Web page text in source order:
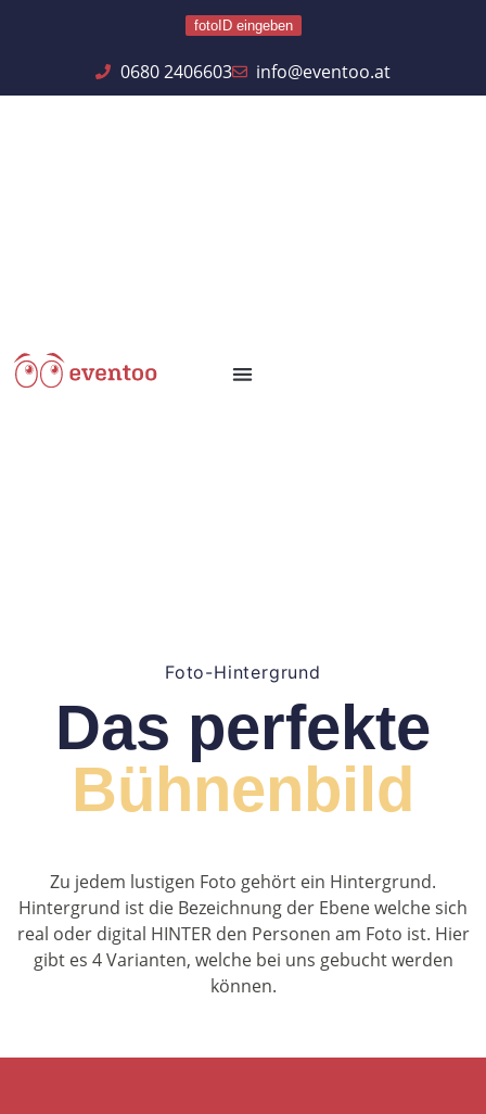
fotoID eingeben
0680 2406603 info@eventoo.at
Foto-Hintergrund
Das perfekte
Bühnenbild
Zu jedem lustigen Foto gehört ein Hintergrund.
Hintergrund ist die Bezeichnung der Ebene welche sich
real oder digital HINTER den Personen am Foto ist. Hier
gibt es 4 Varianten, welche bei uns gebucht werden
können.